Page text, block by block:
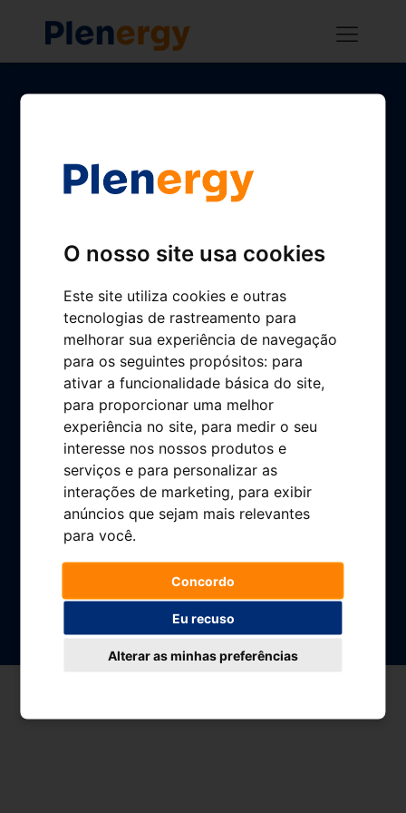
O nosso site usa cookies
Este site utiliza cookies e outras
tecnologias de rastreamento para
melhorar sua experiência de navegação
para os seguintes propósitos: para
ativar a funcionalidade básica do site,
para proporcionar uma melhor
experiência no site, para medir o seu
interesse nos nossos produtos e
serviços e para personalizar as
interações de marketing, para exibir
anúncios que sejam mais relevantes
para você.
Concordo
Eu recuso
Alterar as minhas preferências
Home
App Plenergy
Gestionamos tu gasolinera
Plenergy en cifras
Sostenibilidad
Empleo
Sala de prensa
Preguntas frecuentes
Contacto
Área cliente
Libro de reclamaciones
Aviso legal
Política de cookies
Política de gestión integrada
Política de privacidad
Canal Ético